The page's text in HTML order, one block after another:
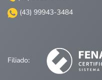
(43) 99943-3484
Filiado: